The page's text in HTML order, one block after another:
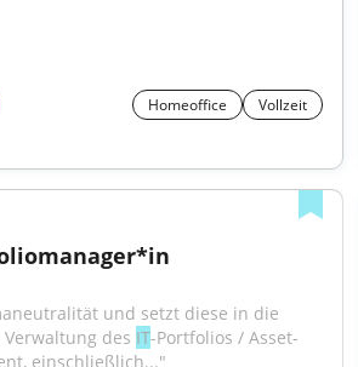
Homeoffice Vollzeit
und setzt diese in die
Verwaltung des IT-Portfolios / Asset-
einschließlich..."